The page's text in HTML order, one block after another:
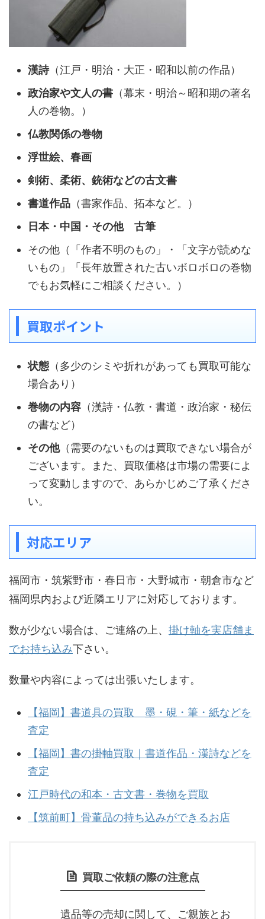
漢詩（江戸・明治・大正・昭和以前の作品）
政治家や文人の書 （幕末・明治～昭和期の著名
人の巻物。）
仏教関係の巻物
浮世絵、春画
剣術、柔術、銃術などの古文書
書道作品 （書家作品、拓本など。）
日本・中国・その他 古筆
その他（「作者不明のもの」・「文字が読めな
いもの」「長年放置された古いボロボロの巻物
でもお気軽にご相談ください。）
買取ポイント
状態 （多少のシミや折れがあっても買取可能な
場合あり）
巻物の内容 （漢詩・仏教・書道・政治家・秘伝
の書など）
その他（需要のないものは買取できない場合が
ございます。また、買取価格は市場の需要によ
って変動しますので、あらかじめご了承くださ
い。
対応エリア
福岡市・筑紫野市・春日市・大野城市・朝倉市など
福岡県内および近隣エリアに対応しております。
数が少ない場合は、ご連絡の上、 掛け軸を実店舗ま
でお持ち込み下さい。
数量や内容によっては出張いたします。
【福岡】書道具の買取 墨・硯・筆・紙などを
査定
【福岡】書の掛軸買取｜書道作品・漢詩などを
査定
江戸時代の和本・古文書・巻物を買取
【筑前町】骨董品の持ち込みができるお店
買取ご依頼の際の注意点
遺品等の売却に関して、ご親族とお